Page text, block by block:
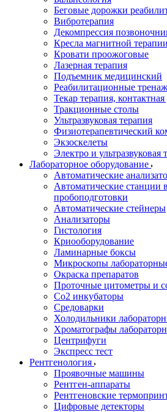
Беговые дорожки
Вибротерапия
Декомпрессия
Кресла магнитной терапии
Кровати проожоговые
Лазерная терапия
Подъемник медицинский
Реабилитационные
Текар терапия,
Тракционные столы
Ультразвуковая терапия
Физиотерапевтический
Экзоскелеты
Электро и ультразвуковая
Лабораторное оборудование
Автоматические
Автоматические станции
пробоподготовки
Автоматические стейнеры
Анализаторы
Гистология
Криооборудование
Ламинарные боксы
Микроскопы
Окраска препаратов
Проточные цитометры и
Со2 инкубаторы
Средоварки
Холодильники
Хроматографы
Центрифуги
Экспресс тест
Рентгенология
Проявочные машины
Рентген-аппараты
Рентгеновские
Цифровые детекторы